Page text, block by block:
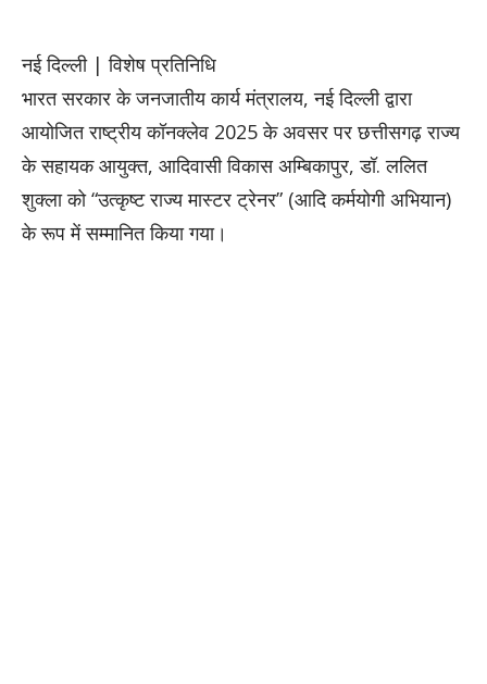
नई दिल्ली | विशेष प्रतिनिधि
भारत सरकार के जनजातीय कार्य मंत्रालय, नई दिल्ली द्वारा
आयोजित राष्ट्रीय कॉनक्लेव 2025 के अवसर पर छत्तीसगढ़ राज्य
के सहायक आयुक्त, आदिवासी विकास अम्बिकापुर, डॉ. ललित
शुक्ला को “उत्कृष्ट राज्य मास्टर ट्रेनर” (आदि कर्मयोगी अभियान)
के रूप में सम्मानित किया गया।